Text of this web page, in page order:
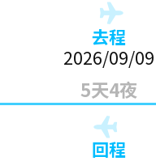
去程
2026/09/09
5天4夜
回程